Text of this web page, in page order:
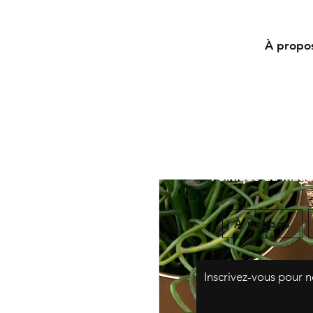
À
À propos
Politique du
​Inscrivez-vous pour